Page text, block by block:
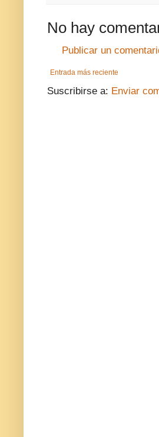
No hay
Publicar un
Entrada más reciente
Suscribirse a: Enviar